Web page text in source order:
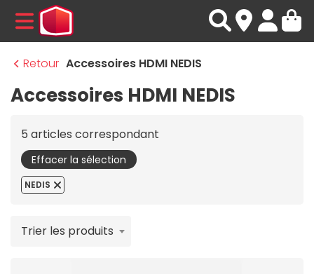
MENU
Retour Accessoires HDMI NEDIS
Accessoires HDMI NEDIS
5 articles correspondant
Effacer la sélection
NEDIS
Trier les produits